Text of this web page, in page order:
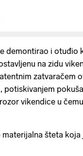
demontirao i otuđio
na zidu
zatvaračem
potiskivanjem
vikendice u
materijalna šteta koja